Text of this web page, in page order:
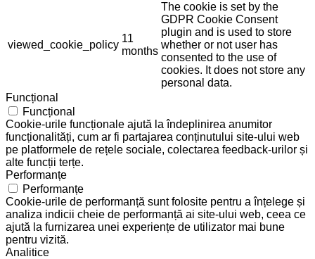
viewed_cookie_policy
11
months
The cookie is set by the
GDPR Cookie Consent
plugin and is used to store
whether or not user has
consented to the use of
cookies. It does not store any
personal data.
Funcțional
Funcțional
Cookie-urile funcționale ajută la îndeplinirea anumitor
funcționalități, cum ar fi partajarea conținutului site-ului web
pe platformele de rețele sociale, colectarea feedback-urilor și
alte funcții terțe.
Performanțe
Performanțe
Cookie-urile de performanță sunt folosite pentru a înțelege și
analiza indicii cheie de performanță ai site-ului web, ceea ce
ajută la furnizarea unei experiențe de utilizator mai bune
pentru vizită.
Analitice